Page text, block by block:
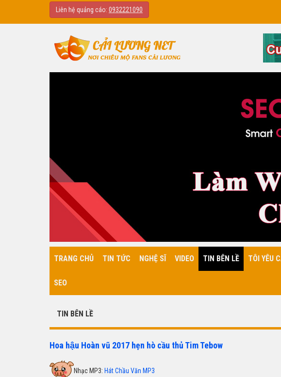
Liên hệ quảng cáo: 0932221090
TRANG CHỦ TIN TỨC NGHỆ SĨ VIDEO TIN BÊN LỀ TÔI YÊU
SEO
TIN BÊN LỀ
Hoa hậu Hoàn vũ 2017 hẹn hò cầu thủ Tim Tebow
Nhạc MP3: Hát Chầu Văn MP3